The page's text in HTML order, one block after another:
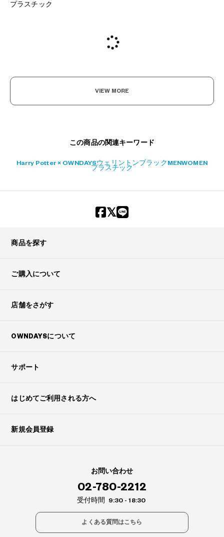
プラスチック
VIEW MORE
この商品の関連キーワード
Harry Potter × OWNDAYSウェリントンブラック MENWOMEN
プラスチック
?
商品を探す
ご購入について
店舗をさがす
OWNDAYSについて
サポート
はじめてご利用される方へ
新規会員登録
お問い合わせ
02-780-2212
受付時間 9:30 - 18:30
よくある質問はこちら